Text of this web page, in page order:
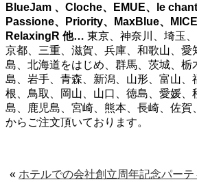
BlueJam 、Cloche、EMUE、le
Passione、Priority、MaxBlue、
RelaxingR 他… 東京、神奈川、埼玉
京都、三重、滋賀、兵庫、和歌山、愛
島、北海道をはじめ、群馬、茨城、栃
島、岩手、青森、新潟、山形、富山、
根、鳥取、岡山、山口、徳島、愛媛、
島、鹿児島、宮崎、熊本、長崎、佐賀
からご注文頂いております。
« ホテルでの会社創立周年記念パーテ